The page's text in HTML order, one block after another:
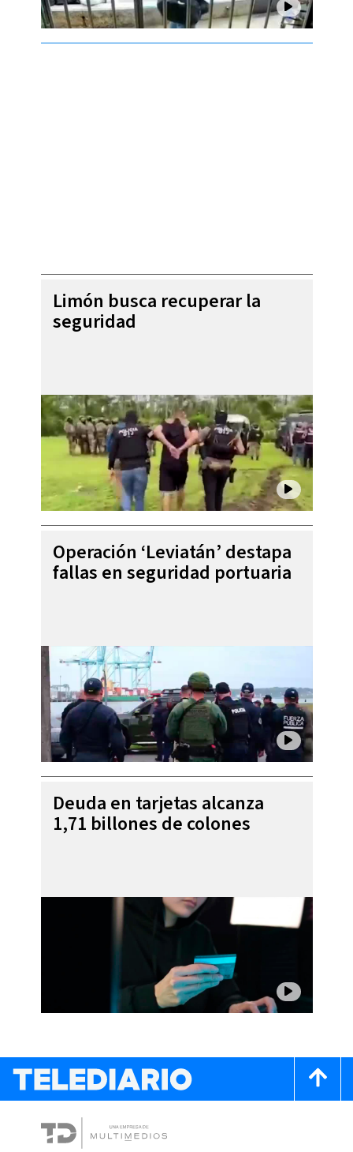
Limón busca recuperar la
seguridad
Operación ‘Leviatán’ destapa
fallas en seguridad portuaria
Deuda en tarjetas alcanza
1,71 billones de colones